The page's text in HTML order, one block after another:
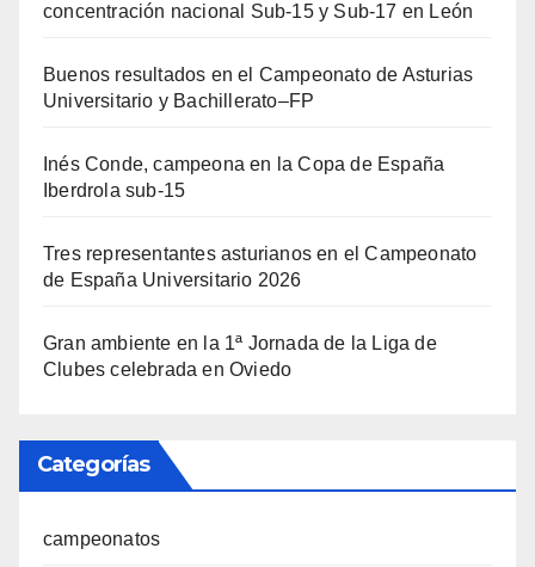
concentración nacional Sub-15 y Sub-17 en León
Buenos resultados en el Campeonato de Asturias
Universitario y Bachillerato–FP
Inés Conde, campeona en la Copa de España
Iberdrola sub-15
Tres representantes asturianos en el Campeonato
de España Universitario 2026
Gran ambiente en la 1ª Jornada de la Liga de
Clubes celebrada en Oviedo
Categorías
campeonatos